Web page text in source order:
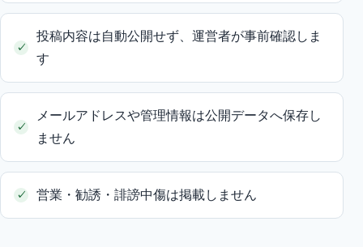
投稿内容は自動公開せず、運営者が事前確認しま
す
メールアドレスや管理情報は公開データへ保存し
ません
営業・勧誘・誹謗中傷は掲載しません